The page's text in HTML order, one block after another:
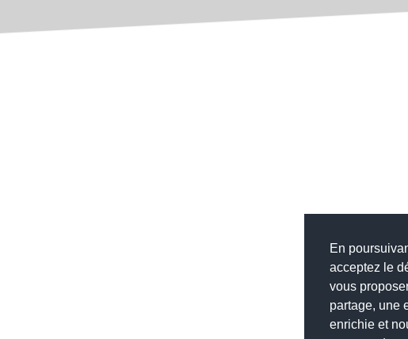
En
acceptez le
vous
partage, une
enrichie et